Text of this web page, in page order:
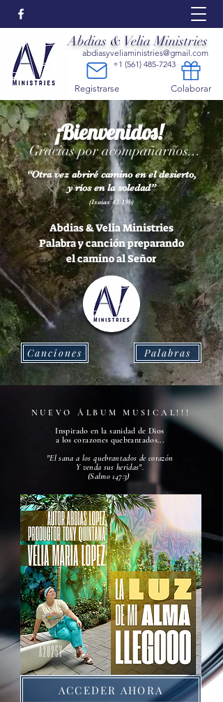
Abdias & Velia Ministries
abdiasyveliaministries@gmail.com
+1 (561) 485-7243
Colaborar
Registrarse
Colaborar:
¡Bienvenidos!
Gracias por acompañarnos...
“Otra vez abriré camino en el desierto,
y ríos en la soledad”
(Isaías 43:19b)
Abdias & Velia Ministries
Palabra y canción preparando
el camino al Señor
Canciones Palabras
NUE V O
Á L B U M M U S I C A L ! ! !
Inspirado en la sanidad de Dios
a los corazones quebrantados...
"El sana a los quebrantados de corazón
Y venda sus heridas".
(Salmo 147:3)
ACCEDER AHORA